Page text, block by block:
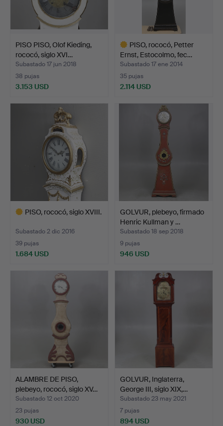
PISO PISO, Olof Kieding,
rococó, siglo XVI…
Subastado 17 jun 2018
38 pujas
3.153 USD
PISO, rococó, Petter
Ernst, Estocolmo, fec…
Subastado 17 ene 2014
35 pujas
2.114 USD
PISO, rococó, siglo XVIII.
Subastado 2 dic 2016
39 pujas
1.684 USD
GOLVUR, plebeyo, firmado
Henric Kullman y …
Subastado 18 sep 2018
9 pujas
946 USD
ALAMBRE DE PISO,
plebeyo, rococó, siglo XV…
Subastado 12 oct 2020
23 pujas
930 USD
GOLVUR, Inglaterra,
George III, siglo XIX,…
Subastado 23 may 2021
7 pujas
894 USD